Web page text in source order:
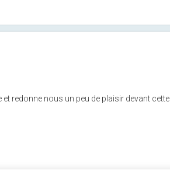
redonne nous un peu de plaisir devant cette